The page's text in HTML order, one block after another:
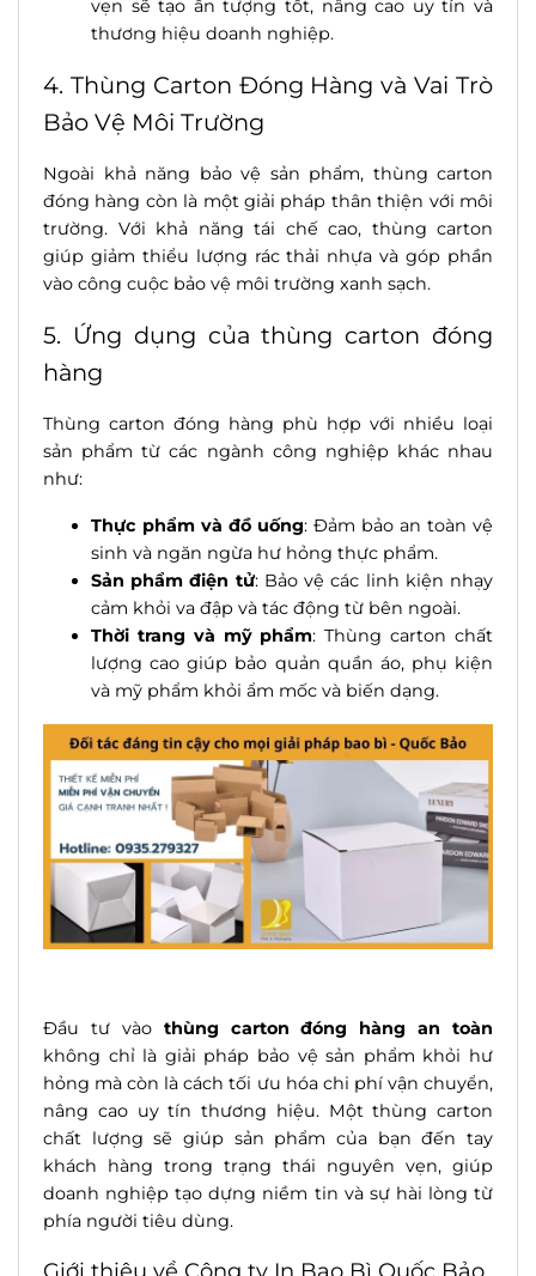
vẹn sẽ tạo ấn tượng tốt, nâng cao uy tín và
thương hiệu doanh nghiệp.
4. Thùng Carton Đóng Hàng và Vai Trò
Bảo Vệ Môi Trường
Ngoài khả năng bảo vệ sản phẩm, thùng carton
đóng hàng còn là một giải pháp thân thiện với môi
trường. Với khả năng tái chế cao, thùng carton
giúp giảm thiểu lượng rác thải nhựa và góp phần
vào công cuộc bảo vệ môi trường xanh sạch.
5. Ứng dụng của thùng carton đóng
hàng
Thùng carton đóng hàng phù hợp với nhiều loại
sản phẩm từ các ngành công nghiệp khác nhau
như:
Thực phẩm và đồ uống: Đảm bảo an toàn vệ
sinh và ngăn ngừa hư hỏng thực phẩm.
Sản phẩm điện tử: Bảo vệ các linh kiện nhạy
cảm khỏi va đập và tác động từ bên ngoài.
Thời trang và mỹ phẩm: Thùng carton chất
lượng cao giúp bảo quản quần áo, phụ kiện
và mỹ phẩm khỏi ẩm mốc và biến dạng.
Đầu tư vào thùng carton đóng hàng an toàn
không chỉ là giải pháp bảo vệ sản phẩm khỏi hư
hỏng mà còn là cách tối ưu hóa chi phí vận chuyển,
nâng cao uy tín thương hiệu. Một thùng carton
chất lượng sẽ giúp sản phẩm của bạn đến tay
khách hàng trong trạng thái nguyên vẹn, giúp
doanh nghiệp tạo dựng niềm tin và sự hài lòng từ
phía người tiêu dùng.